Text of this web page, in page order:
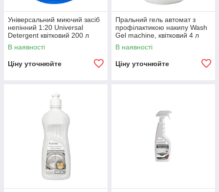
Універсальний миючий засіб
непінний 1:20 Universal
Detergent квітковий 200 л
В наявності
Ціну уточнюйте
Пральний гель автомат з
профілактикою накипу Wash
Gel machine, квітковий 4 л
В наявності
Ціну уточнюйте